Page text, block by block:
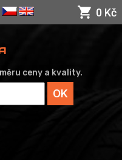
0 Kč
ceny a kvality.